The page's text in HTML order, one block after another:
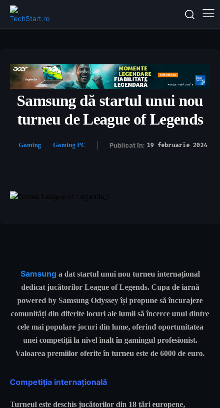
Samsung dă startul unui nou
turneu de League of Legends
Gaming Gaming PC Publicat în: 19 februarie 2024
Samsunga dat startul unui nou turneu internațional
dedicat jucătorilor League of Legends. Cupa de iarnă
powered by Samsung Odyssey își propune să încurajeze
comunități din diferite locuri ale lumii să încerce unul dintre
cele mai populare jocuri din lume, oferind oportunitatea
unei competiții la nivel înalt în gamingul profesionist.
Valoarea premiilor oferite în turneu este de 6000 de euro.
Competiția internațională
Turneul este deschis jucătorilor din 18 țări europene,